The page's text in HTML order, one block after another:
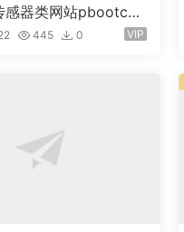
感器类网站pbootcm
手机)智能电子产品
445 0 VIP